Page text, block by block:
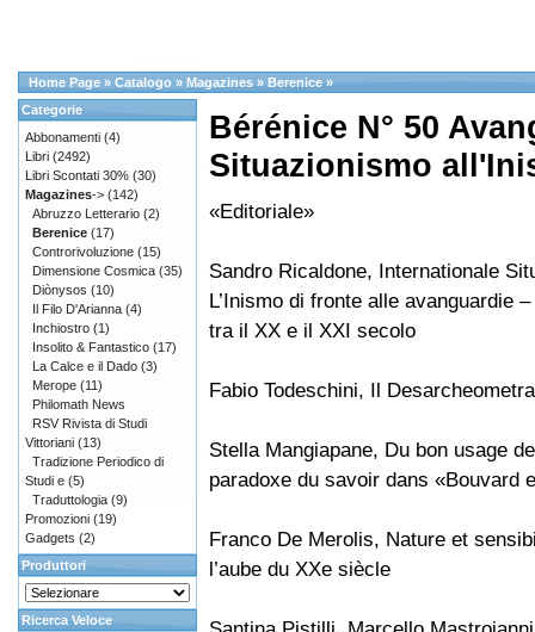
Home Page » Catalogo » Magazines » Berenice »
Bérénice N° 50
Situazionismo
«Editoriale»
Sandro Ricaldone, Internationale
L’Inismo di fronte alle avanguardie
tra il XX e il XXI secolo
Fabio Todeschini, Il Desarcheometra
Stella Mangiapane, Du bon usage
paradoxe du savoir dans «Bouvard
Franco De Merolis, Nature et
l’aube du XXe siècle
Categorie
Abbonamenti (4)
Libri (2492)
Libri Scontati 30% (30)
Magazines-> (142)
Abruzzo Letterario (2)
Berenice (17)
Controrivoluzione (15)
Dimensione Cosmica (35)
Diònysos (10)
Il Filo D'Arianna (4)
Inchiostro (1)
Insolito & Fantastico (17)
La Calce e il Dado (3)
Merope (11)
Philomath News
RSV Rivista di Studi
Vittoriani (13)
Tradizione Periodico di
Studi e (5)
Traduttologia (9)
Promozioni (19)
Gadgets (2)
Produttori
Ricerca Veloce